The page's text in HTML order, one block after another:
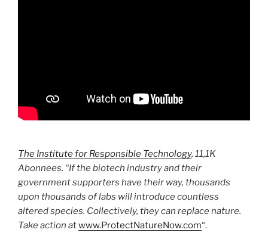
The Institute for Responsible Technology, 11,1K
Abonnees. “If the biotech industry and their
government supporters have their way, thousands
upon thousands of labs will introduce countless
altered species. Collectively, they can replace nature.
Take action atwww.ProtectNatureNow.com“.